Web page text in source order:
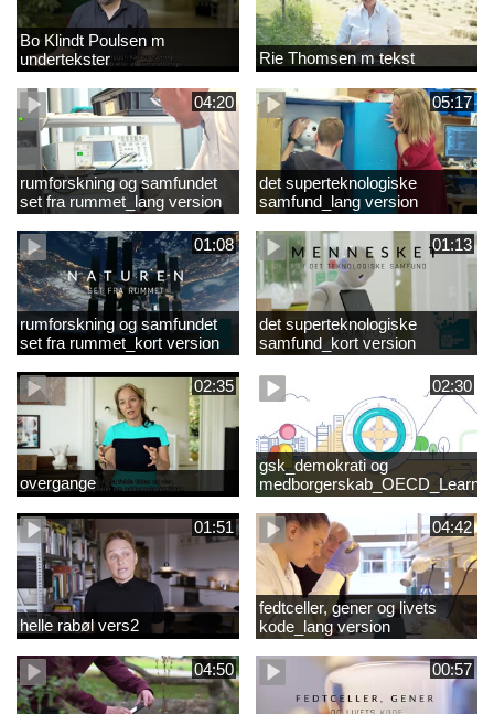
Bo Klindt Poulsen m
undertekster
Rie Thomsen m tekst
04:20
rumforskning og samfundet
set fra rummet_lang version
05:17
det superteknologiske
samfund_lang version
01:08
rumforskning og samfundet
set fra rummet_kort version
01:13
det superteknologiske
samfund_kort version
02:35
overgange
02:30
gsk_demokrati og
Compass 2030
01:51
helle rabøl vers2
04:42
fedtceller, gener og livets
kode_lang version
04:50 00:57